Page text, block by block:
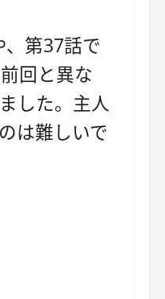
第37話で
回と異な
した。主人
は難しいで